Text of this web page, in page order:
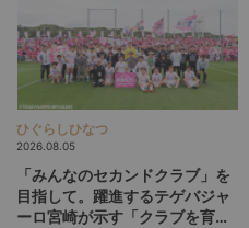
ひぐらしひなつ
2026.08.05
「みんなのセカンドクラブ」を
目指して。躍進するテゲバジャ
ーロ宮崎が示す「クラブを育て